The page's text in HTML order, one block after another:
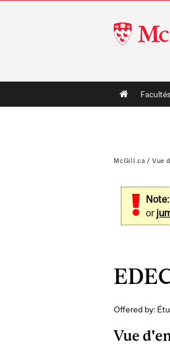
McGill
University
Main
McGill.ca / Vue
Note:
or
Offered by:
Vue